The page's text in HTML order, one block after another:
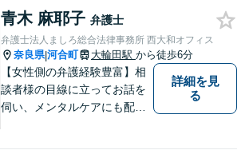
ています。法律トラブルでお
悩みごとがありましたら、お
気軽にご相談ください。
青木 麻耶子 弁護士
弁護士法人ましろ総合法律事務所 西大和オフィス
奈良県|河合町 大輪田駅 から徒歩6分
【女性側の弁護経験豊富】相
談者様の目線に立ってお話を
伺い、メンタルケアにも配慮
詳細を見
る